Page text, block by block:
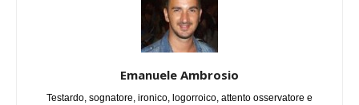
Emanuele Ambrosio
Testardo, sognatore, ironico, logorroico, attento osservatore e